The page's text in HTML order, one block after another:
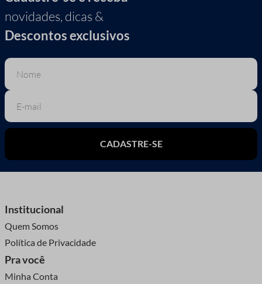
novidades, dicas &
Descontos exclusivos
CADASTRE-SE
Institucional
Quem Somos
Política de Privacidade
Pra você
Minha Conta